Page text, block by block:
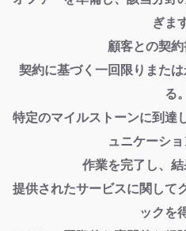
ぎま
顧客との契約
契約に基づく一回限りまた
る。
特定のマイルストーンに到達
ュニケーショ
作業を完了し、結
提供されたサービスに関して
ックを